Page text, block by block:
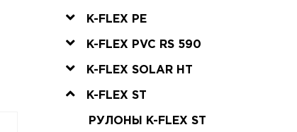
K-FLEX PE
K-FLEX PVC RS 590
K-FLEX SOLAR HT
K-FLEX ST
РУЛОНЫ K-FLEX ST